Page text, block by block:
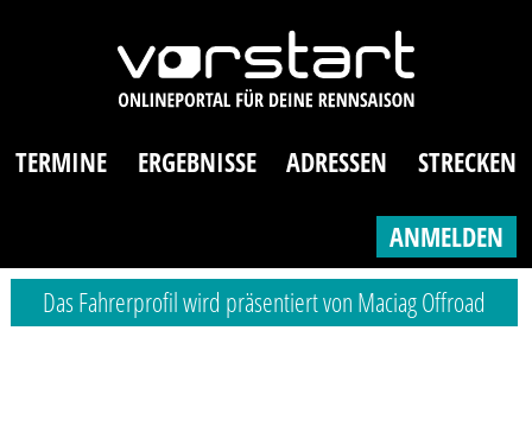
TERMINE ERGEBNISSE ADRESSEN STRECKEN
ANMELDEN
Das Fahrerprofil wird präsentiert von Maciag Offroad